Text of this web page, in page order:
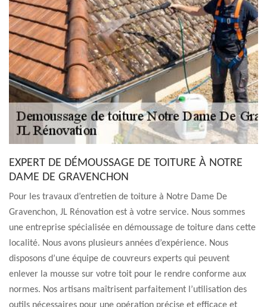
EXPERT DE DÉMOUSSAGE DE TOITURE À NOTRE
DAME DE GRAVENCHON
Pour les travaux d’entretien de toiture à Notre Dame De
Gravenchon, JL Rénovation est à votre service. Nous sommes
une entreprise spécialisée en démoussage de toiture dans cette
localité. Nous avons plusieurs années d’expérience. Nous
disposons d’une équipe de couvreurs experts qui peuvent
enlever la mousse sur votre toit pour le rendre conforme aux
normes. Nos artisans maîtrisent parfaitement l’utilisation des